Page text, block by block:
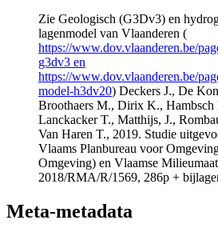
Zie Geologisch (G3Dv3) en
lagenmodel van Vlaanderen (
https://www.dov.vlaanderen.be/
g3dv3 en
https://www.dov.vlaanderen.be/
model-h3dv20) Deckers J., De
Broothaers M., Dirix K.,
Lanckacker T., Matthijs, J.,
Van Haren T., 2019. Studie
Vlaams Planbureau voor
Omgeving) en Vlaamse
2018/RMA/R/1569, 286p +
Meta-metadata